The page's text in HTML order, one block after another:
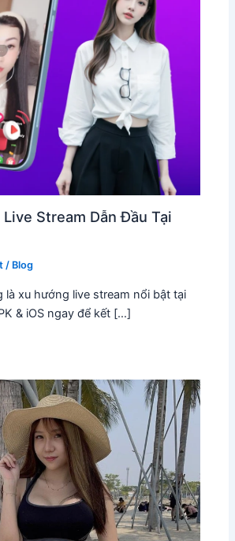
Live Stream Dẫn Đầu Tại
/ Blog
là xu hướng live stream nổi bật tại
& iOS ngay để kết […]